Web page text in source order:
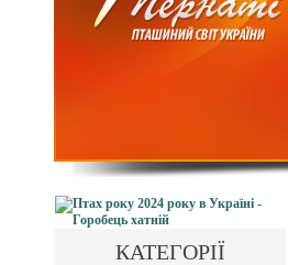
КАТЕГОРІЇ